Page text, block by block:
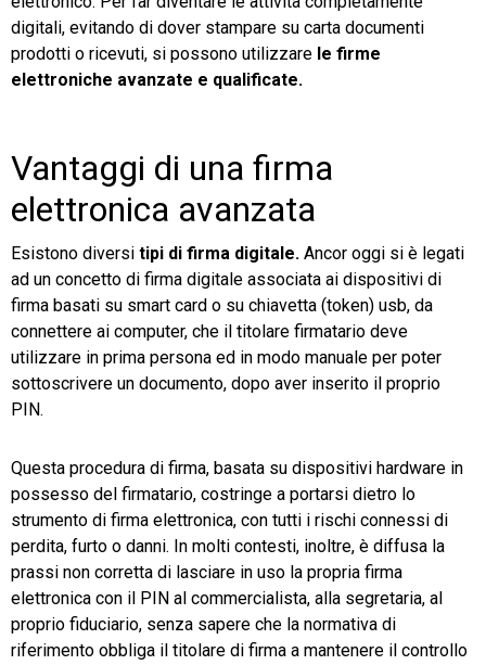
digitali, evitando di dover stampare su carta documenti
prodotti o ricevuti, si possono utilizzare le firme
elettroniche avanzate e qualificate.
Vantaggi di una firma
elettronica avanzata
Esistono diversi tipi di firma digitale. Ancor oggi si è legati
ad un concetto di firma digitale associata ai dispositivi di
firma basati su smart card o su chiavetta (token) usb, da
connettere ai computer, che il titolare firmatario deve
utilizzare in prima persona ed in modo manuale per poter
sottoscrivere un documento, dopo aver inserito il proprio
PIN.
Questa procedura di firma, basata su dispositivi hardware in
possesso del firmatario, costringe a portarsi dietro lo
strumento di firma elettronica, con tutti i rischi connessi di
perdita, furto o danni. In molti contesti, inoltre, è diffusa la
prassi non corretta di lasciare in uso la propria firma
elettronica con il PIN al commercialista, alla segretaria, al
proprio fiduciario, senza sapere che la normativa di
riferimento obbliga il titolare di firma a mantenere il controllo